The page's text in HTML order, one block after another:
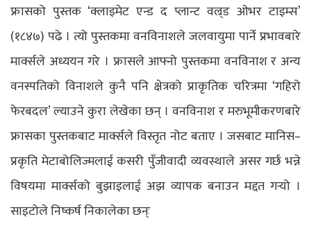
फ्रासको पुस्तक ‘क्लाइमेट एन्ड द प्लान्ट वल्र्ड ओभर टाइम्स’
(१८४७) पढे । त्यो पुस्तकमा वनविनाशले जलवायुमा पार्ने प्रभावबारे
मार्क्सले अध्ययन गरे । फ्रासले आफ्नो पुस्तकमा वनविनाश र अन्य
वनस्पतिको विनाशले कुनै पनि क्षेत्रको प्राकृतिक चरित्रमा ‘गहिरो
फेरबदल’ ल्याउने कुरा लेखेका छन् । वनविनाश र मरुभूमीकरणबारे
फ्रासका पुस्तकबाट मार्क्सले विस्तृत नोट बताए । जसबाट मानिस–
प्रकृति मेटाबोलिज्मलाई कसरी पुँजीवादी व्यवस्थाले असर गर्छ भन्ने
विषयमा मार्क्सको बुझाइलाई अझ व्यापक बनाउन मद्दत गर्‍यो ।
साइटोले निष्कर्ष निकालेका छन्ः